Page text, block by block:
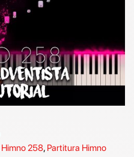
Himno 258, Partitura Himno